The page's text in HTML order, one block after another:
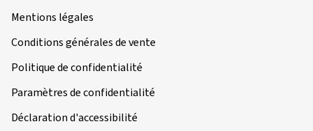
Mentions légales
Conditions générales de vente
Politique de confidentialité
Paramètres de confidentialité
Déclaration d'accessibilité